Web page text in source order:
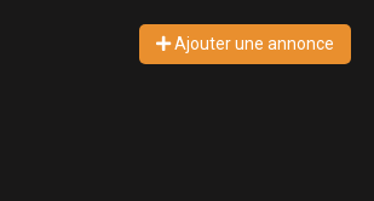
Ajouter une annonce